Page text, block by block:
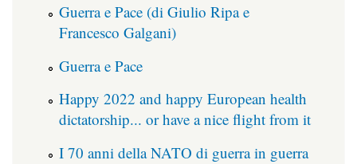
Guerra e Pace (di Giulio Ripa e
Francesco Galgani)
Guerra e Pace
Happy 2022 and happy European health
dictatorship... or have a nice flight from it
I 70 anni della NATO di guerra in guerra